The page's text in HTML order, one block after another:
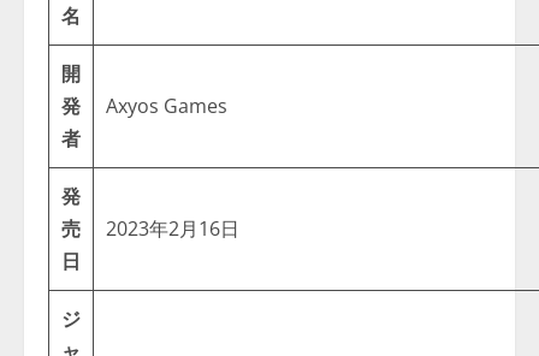
名
開
発
者
Axyos Games
発
売
日
2023年2月16日
ジ